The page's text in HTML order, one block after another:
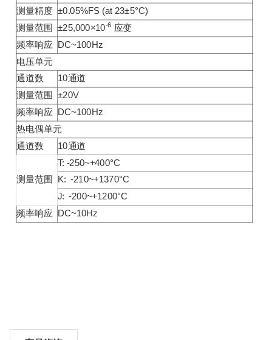
测量精度 ±0.05%FS (at 23±5°C)
测量范围
±25,000×10-6 应变
频率响应
DC~100Hz
电压单元
通道数
10通道
测量范围
±20V
频率响应
DC~100Hz
热电偶单元
通道数
10通道
测量范围
T: -250~+400°C
K: -210~+1370°C
J: -200~+1200°C
频率响应
DC~10Hz